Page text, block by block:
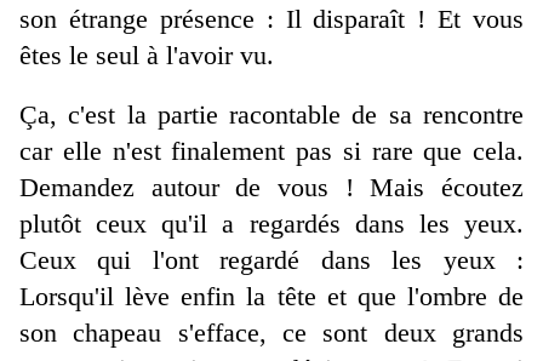
son étrange présence : Il disparaît ! Et vous
êtes le seul à l'avoir vu.
Ça, c'est la partie racontable de sa rencontre
car elle n'est finalement pas si rare que cela.
Demandez autour de vous ! Mais écoutez
plutôt ceux qu'il a regardés dans les yeux.
Ceux qui l'ont regardé dans les yeux :
Lorsqu'il lève enfin la tête et que l'ombre de
son chapeau s'efface, ce sont deux grands